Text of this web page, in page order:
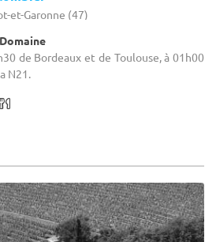
et-Garonne (47)
de Bordeaux et de Toulouse, à 01h00
N21.